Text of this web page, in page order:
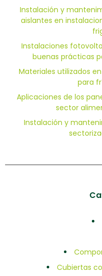
Instalación y
aislantes en
Instalaciones
buenas prácticas
Materiales utilizados
para
Aplicaciones de los
sector
Instalación y
Cubiertas